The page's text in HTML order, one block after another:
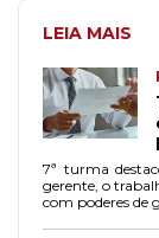
LEIA MAIS
7ª turma
gerente, o
com poderes de